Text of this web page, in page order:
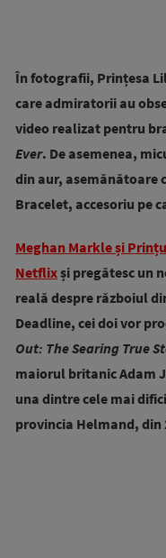
În fotografii, Prințesa
care admiratorii au
video realizat pentru
Ever. De asemenea,
din aur, asemănătoare
Bracelet, accesoriu pe
Meghan Markle și
Netflixși pregătesc un
reală despre războiul
Deadline, cei doi vor
Out: The Searing True
maiorul britanic Adam
una dintre cele mai
provincia Helmand, din